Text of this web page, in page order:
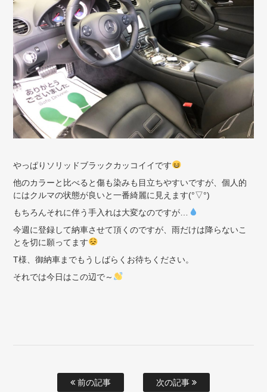
やっぱりソリッドブラックカッコイイです
他のカラーと比べると傷も染みも目立ちやすいですが、個人的
にはクルマの状態が良いと一番綺麗に見えます(°▽°)
もちろんそれに伴う手入れは大変なのですが…
今週に登録して納車させて頂くのですが、雨だけは降らないこ
とを切に願ってます
T様、御納車までもうしばらくお待ちください。
それでは今日はこの辺で～
前の記事 次の記事